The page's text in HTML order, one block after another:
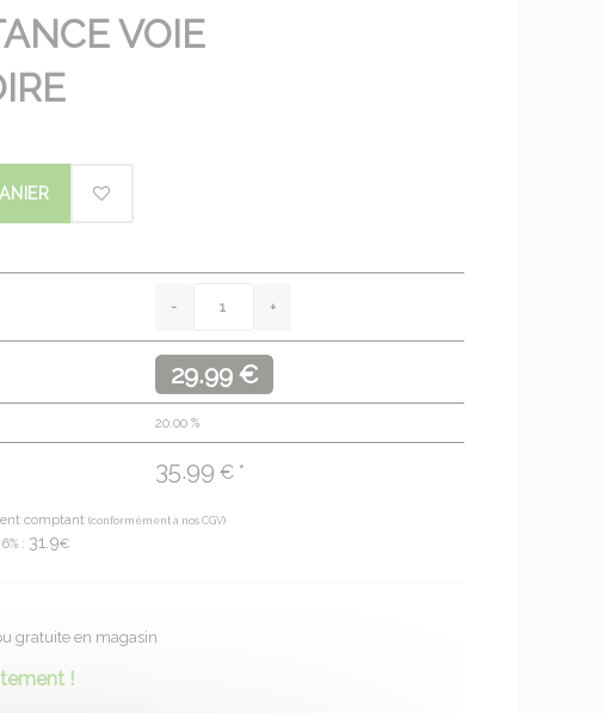
VOIE
29.99 €
20.00 %
35.99 € *
comptant (conformément à nos CGV)
: 31.9€
gratuite en magasin
!